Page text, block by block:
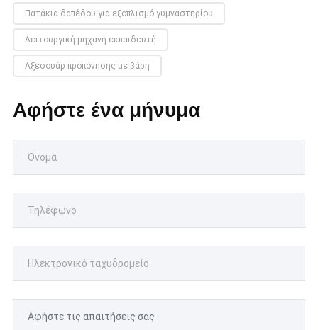
Πατάκια δαπέδου για εξοπλισμό γυμναστηρίου
Λειτουργική μηχανή εκπαιδευτή
Αξεσουάρ προπόνησης με βάρη
Αφήστε ένα μήνυμα